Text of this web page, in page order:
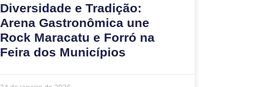
Diversidade e Tradição:
Arena Gastronômica une
Rock Maracatu e Forró na
Feira dos Municípios